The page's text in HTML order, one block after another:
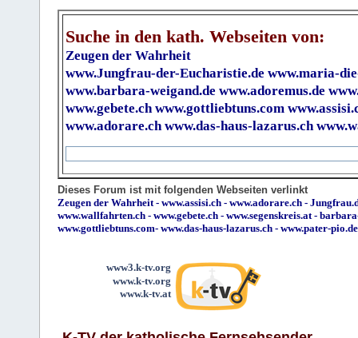
Suche in den kath. Webseiten von:
Zeugen der Wahrheit
www.Jungfrau-der-Eucharistie.de www.maria-
www.barbara-weigand.de www.adoremus.de
www.gebete.ch www.gottliebtuns.com
www.adorare.ch www.das-haus-lazarus.ch
Dieses Forum ist mit folgenden Webseiten verlinkt
Zeugen der Wahrheit- www.assisi.ch - www.adorare.ch -
www.wallfahrten.ch - www.gebete.ch - www.segenskreis.at-
www.gottliebtuns.com- www.das-haus-lazarus.ch - www.pater-pio.de
www3.k-tv.org
www.k-tv.org
www.k-tv.at